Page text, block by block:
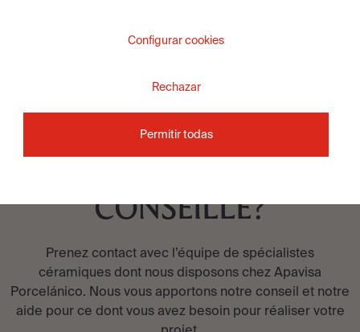
CONSEILLÉ?
Prenez contact avec l’équipe de spécialistes
céramiques dont nous disposons chez Apavisa
Porcelánico. Nous vous apportons notre conseil et notre
aide pour ce dont vous avez besoin pour réaliser votre
Configurar cookies
Rechazar
Permitir todas